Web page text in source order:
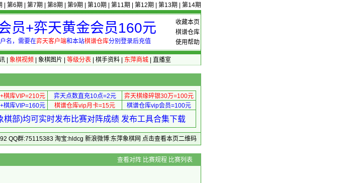
第6期 第7期 第8期 第9期 第10期 第11期 第12期 第13期 第14期
收藏本页
棋谱仓库
使用帮助
员+弈天黄金会员160元
名，需要在弈天客户端和本站棋谱仓库分别登录后充值
| 象棋视频 象棋图片 等级分表| 棋手资料| 东萍商城| 直播室
棋库VIP=210元 弈天点数直充10点=2元
弈天棋缘碎银30万=100元
棋库VIP=160元 棋谱仓库vip月卡=15元 棋谱仓库vip会员=100元
部)均可实时发布比赛对阵成绩 发布工具合集下载
QQ群:75115383 淘宝:hldcg 新浪微博:东萍象棋网 点击查看本页二维码
03轮 查看对阵 比赛规程 比赛列表